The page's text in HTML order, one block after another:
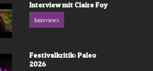
Interview mit Claire Foy
Interviews
Festivalkritik: Paleo
2026